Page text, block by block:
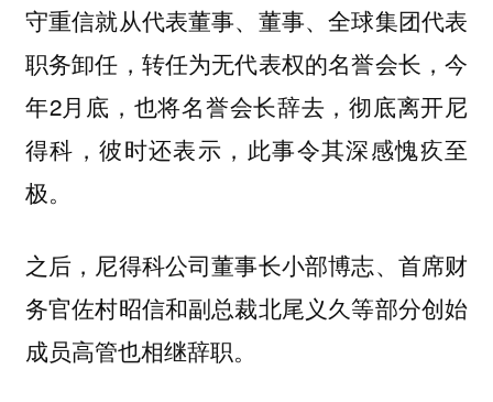
守重信就从代表董事、董事、全球集团代表
职务卸任，转任为无代表权的名誉会长，今
年2月底，也将名誉会长辞去，彻底离开尼
得科，彼时还表示，此事令其深感愧疚至
极。
之后，尼得科公司董事长小部博志、首席财
务官佐村昭信和副总裁北尾义久等部分创始
成员高管也相继辞职。